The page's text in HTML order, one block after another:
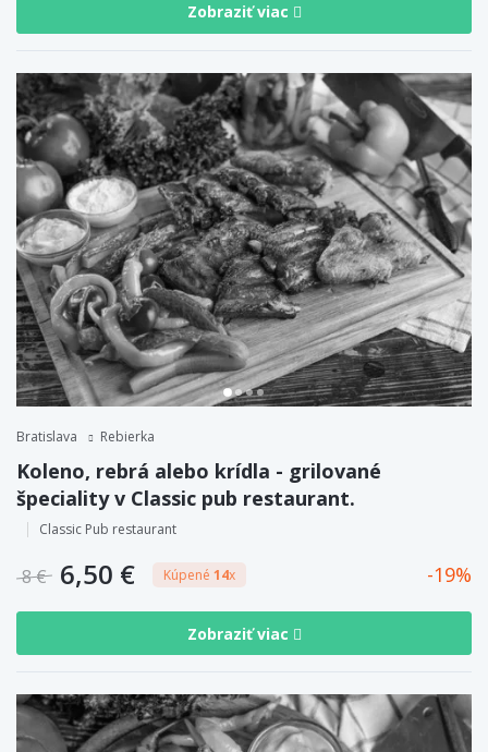
Zobraziť viac
Bratislava Rebierka
Koleno, rebrá alebo krídla - grilované
špeciality v Classic pub restaurant.
Classic Pub restaurant
8 € 6,50 € Kúpené 14x 19
Zobraziť viac